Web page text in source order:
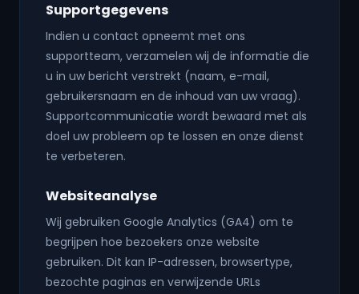
Supportgegevens
Indien u contact opneemt met ons
supportteam, verzamelen wij de informatie die
u in uw bericht verstrekt (naam, e-mail,
gebruikersnaam en de inhoud van uw vraag).
Supportcommunicatie wordt bewaard met als
doel uw probleem op te lossen en onze dienst
te verbeteren.
Websiteanalyse
Wij gebruiken Google Analytics (GA4) om te
begrijpen hoe bezoekers onze website
gebruiken. Dit kan IP-adressen, browsertype,
bezochte paginas en verwijzende URLs